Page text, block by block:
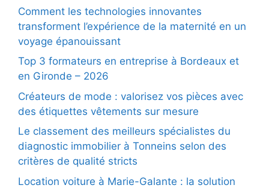
Comment les technologies innovantes
transforment l’expérience de la maternité en un
voyage épanouissant
Top 3 formateurs en entreprise à Bordeaux et
en Gironde – 2026
Créateurs de mode : valorisez vos pièces avec
des étiquettes vêtements sur mesure
Le classement des meilleurs spécialistes du
diagnostic immobilier à Tonneins selon des
critères de qualité stricts
Location voiture à Marie-Galante : la solution